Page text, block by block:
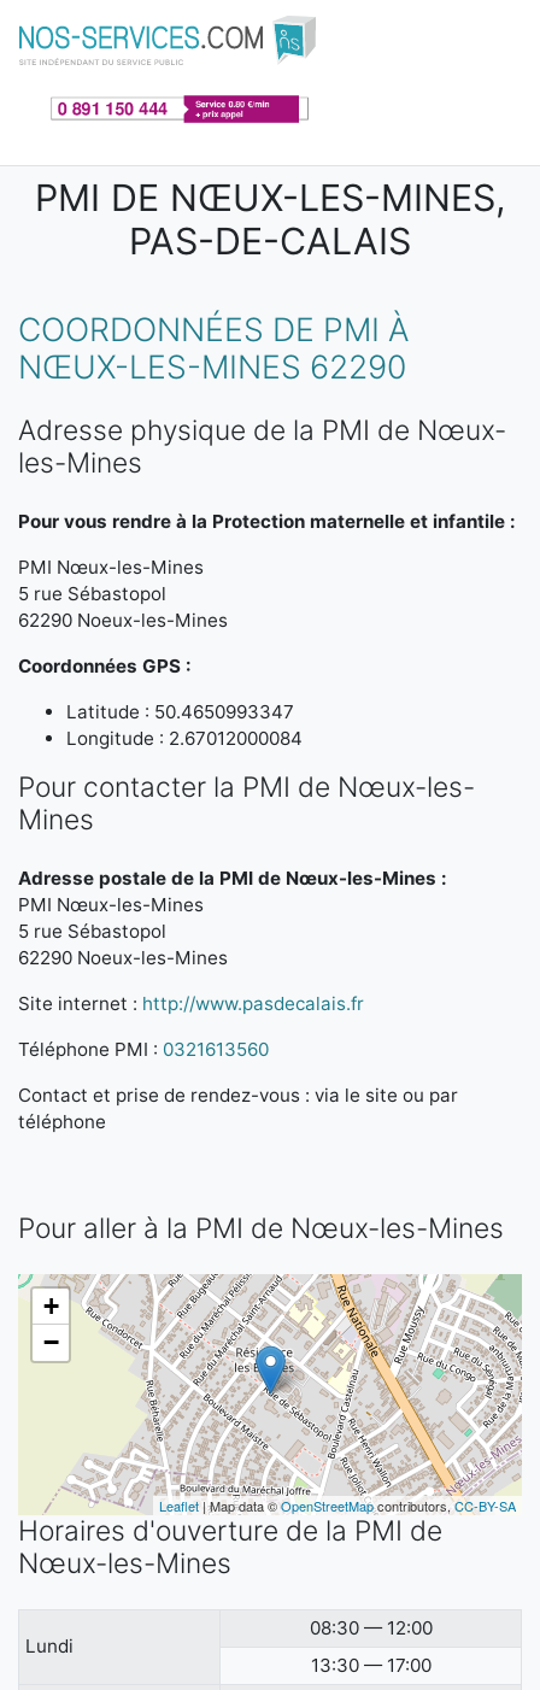
Aller au contenu principal
PMI DE NŒUX-LES-MINES,
PAS-DE-CALAIS
COORDONNÉES DE PMI À
NŒUX-LES-MINES 62290
Adresse physique de la PMI de Nœux-
les-Mines
Pour vous rendre à la Protection maternelle et infantile :
PMI Nœux-les-Mines
5 rue Sébastopol
62290 Noeux-les-Mines
Coordonnées GPS :
Latitude : 50.4650993347
Longitude : 2.67012000084
Pour contacter la PMI de Nœux-les-
Mines
Adresse postale de la PMI de Nœux-les-Mines :
PMI Nœux-les-Mines
5 rue Sébastopol
62290 Noeux-les-Mines
Site internet : http://www.pasdecalais.fr
Téléphone PMI : 0321613560
Contact et prise de rendez-vous : via le site ou par
téléphone
Pour aller à la PMI de Nœux-les-Mines
+
−
Leaflet | Map data ©OpenStreetMapcontributors,CC-BY-SA
Horaires d'ouverture de la PMI de
Nœux-les-Mines
Lundi
08:30 — 12:00
13:30 — 17:00